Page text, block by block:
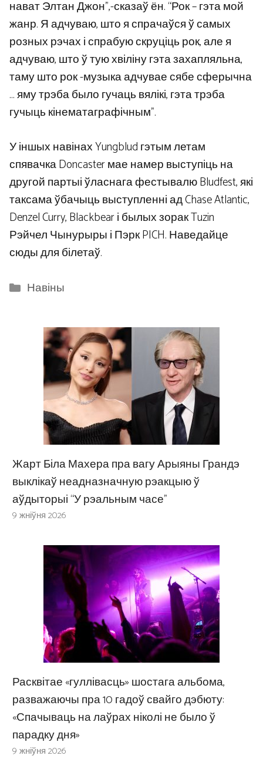
нават Элтан Джон”,-сказаў ён. “Рок – гэта мой
жанр. Я адчуваю, што я спрачаўся ў самых
розных рэчах і спрабую скруціць рок, але я
адчуваю, што ў тую хвіліну гэта захапляльна,
таму што рок -музыка адчувае сябе сферычна
… яму трэба было гучаць вялікі, гэта трэба
гучыць кінематаграфічным”.
У іншых навінах Yungblud гэтым летам
спявачка Doncaster мае намер выступіць на
другой партыі ўласнага фестывалю Bludfest, які
таксама ўбачыць выступленні ад Chase Atlantic,
Denzel Curry, Blackbear і былых зорак Tuzin
Рэйчел Чынурыры і Пэрк PICH. Наведайце
сюды для білетаў.
Categories
Навіны
Жарт Біла Махера пра вагу Арыяны Грандэ
выклікаў неадназначную рэакцыю ў
аўдыторыі “У рэальным часе”
9 жніўня 2026
Расквітае «гуллівасць» шостага альбома,
разважаючы пра 10 гадоў свайго дэбюту:
«Спачываць на лаўрах ніколі не было ў
парадку дня»
9 жніўня 2026